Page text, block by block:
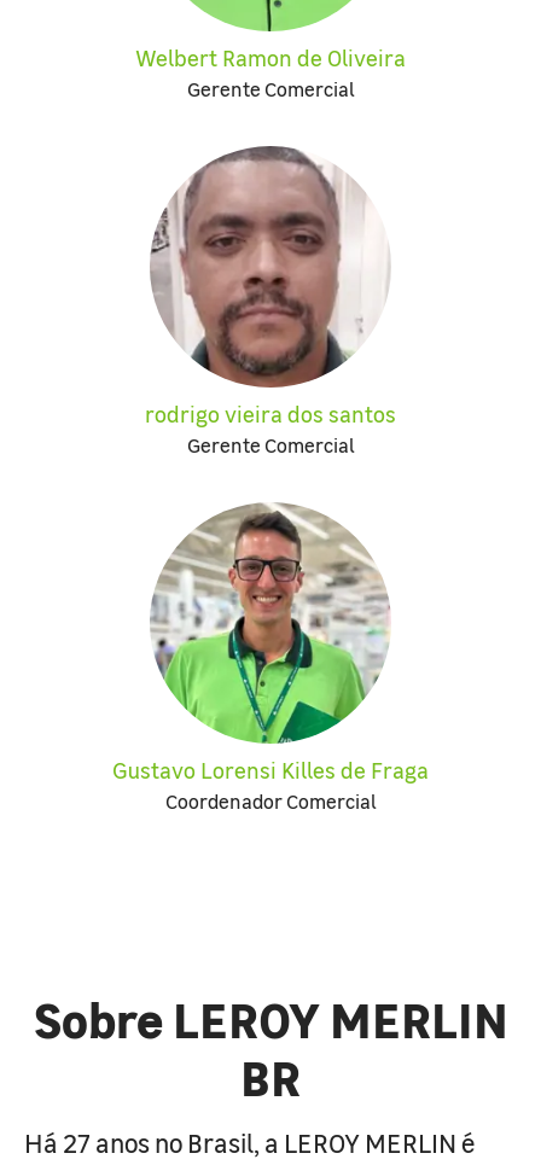
Welbert Ramon de Oliveira
Gerente Comercial
rodrigo vieira dos santos
Gerente Comercial
Gustavo Lorensi Killes de Fraga
Coordenador Comercial
Sobre LEROY MERLIN
BR
Há 27 anos no Brasil, a LEROY MERLIN é